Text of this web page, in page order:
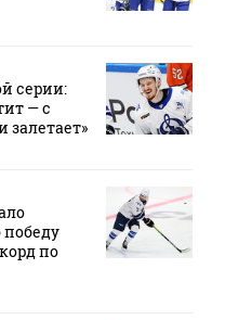
серии:
— с
по